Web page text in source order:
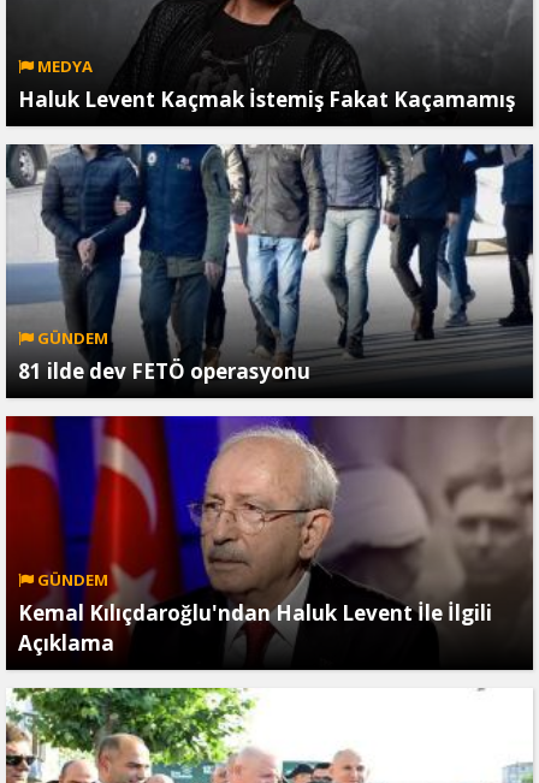
MEDYA
Haluk Levent Kaçmak İstemiş Fakat Kaçamamış
GÜNDEM
81 ilde dev FETÖ operasyonu
GÜNDEM
Kemal Kılıçdaroğlu'ndan Haluk Levent İle İlgili
Açıklama